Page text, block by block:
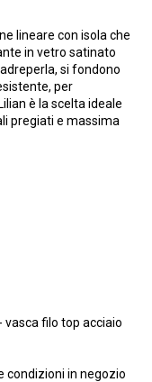
lineare con isola che
in vetro satinato
si fondono
per
è la scelta ideale
pregiati e massima
filo top acciaio
condizioni in negozio